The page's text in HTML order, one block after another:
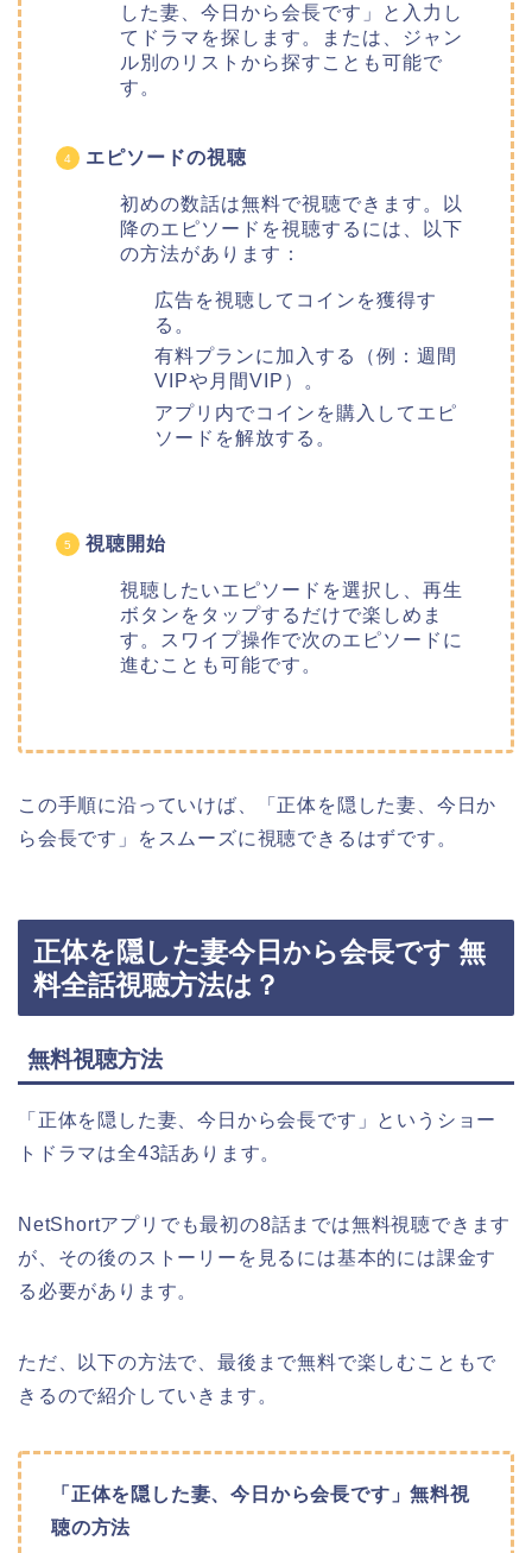
した妻、今日から会長です」と入力し
てドラマを探します。または、ジャン
ル別のリストから探すことも可能で
す。
エピソードの視聴
初めの数話は無料で視聴できます。以
降のエピソードを視聴するには、以下
の方法があります：
広告を視聴してコインを獲得す
る。
有料プランに加入する（例：週間
VIPや月間VIP）。
アプリ内でコインを購入してエピ
ソードを解放する。
視聴開始
視聴したいエピソードを選択し、再生
ボタンをタップするだけで楽しめま
す。スワイプ操作で次のエピソードに
進むことも可能です。
この手順に沿っていけば、「正体を隠した妻、今日か
ら会長です」をスムーズに視聴できるはずです。
正体を隠した妻今日から会長です 無
料全話視聴方法は？
無料視聴方法
「正体を隠した妻、今日から会長です」というショー
トドラマは全43話あります。
NetShortアプリでも最初の8話までは無料視聴できます
が、その後のストーリーを見るには基本的には課金す
る必要があります。
ただ、以下の方法で、最後まで無料で楽しむこともで
きるので紹介していきます。
「正体を隠した妻、今日から会長です」無料視
聴の方法